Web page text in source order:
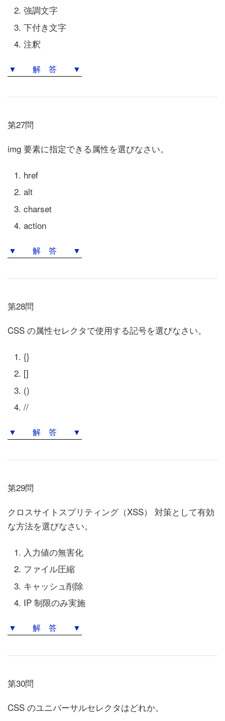
強調文字
下付き文字
注釈
▼ 解 答 ▼
第27問
img 要素に指定できる属性を選びなさい。
href
alt
charset
action
▼ 解 答 ▼
第28問
CSS の属性セレクタで使用する記号を選びなさい。
{}
[]
()
//
▼ 解 答 ▼
第29問
クロスサイトスプリティング（XSS） 対策として有効
な方法を選びなさい。
入力値の無害化
ファイル圧縮
キャッシュ削除
IP 制限のみ実施
▼ 解 答 ▼
第30問
CSS のユニバーサルセレクタはどれか。